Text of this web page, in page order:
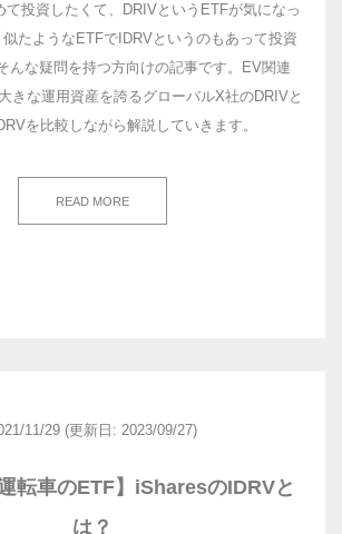
て投資したくて、DRIVというETFが気になっ
たようなETFでIDRVというのもあって投資
んな疑問を持つ方向けの記事です。EV関連
きな運用資産を誇るグローバルX社のDRIVと
を比較しながら解説していきます。
READ MORE
11/29 (更新日: 2023/09/27)
転車のETF】iSharesのIDRVと
は？